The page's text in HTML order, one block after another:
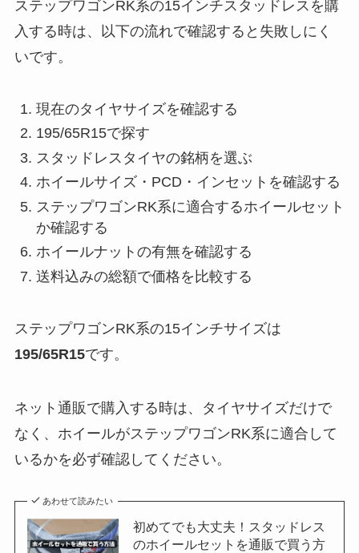
ステップワゴンRK系の15インチスタッドレスを購
入する時は、以下の流れで確認すると失敗しにく
いです。
現在のタイヤサイズを確認する
195/65R15で探す
スタッドレスタイヤの銘柄を選ぶ
ホイールサイズ・PCD・インセットを確認する
ステップワゴンRK系に適合するホイールセット
か確認する
ホイールナットの有無を確認する
送料込みの総額で価格を比較する
ステップワゴンRK系の15インチサイズは
195/65R15です。
ネット通販で購入する時は、タイヤサイズだけで
なく、ホイールがステップワゴンRK系に適合して
いるかを必ず確認してください。
あわせて読みたい
初めてでも大丈夫！スタッドレス
のホイールセットを通販で買う方